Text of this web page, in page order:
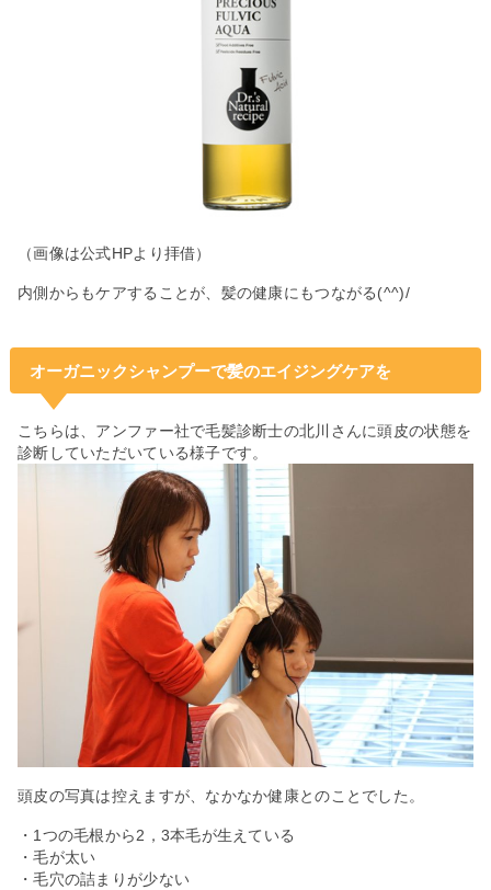
（画像は公式HPより拝借）
内側からもケアすることが、髪の健康にもつながる(^^)/
オーガニックシャンプーで髪のエイジングケアを
こちらは、アンファー社で毛髪診断士の北川さんに頭皮の状態を
診断していただいている様子です。
頭皮の写真は控えますが、なかなか健康とのことでした。
・1つの毛根から2，3本毛が生えている
・毛が太い
・毛穴の詰まりが少ない